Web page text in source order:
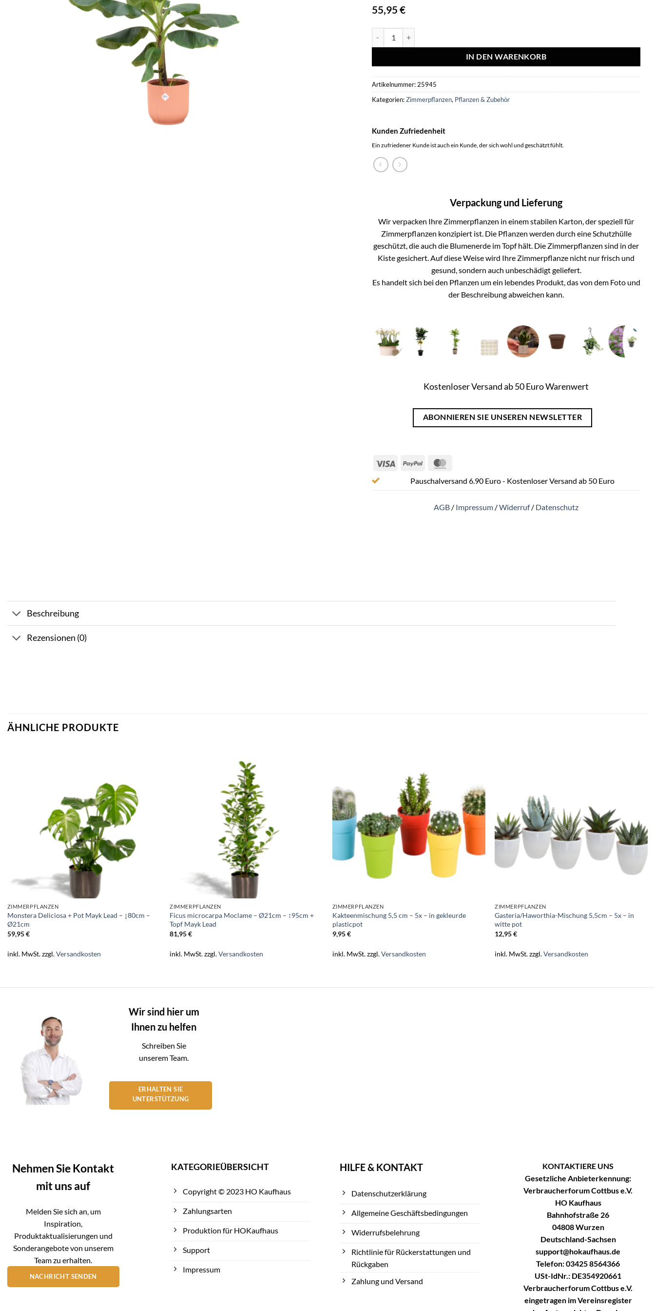
55,95€
IN DEN WARENKORB
Artikelnummer: 25945
Kategorien:Zimmerpflanzen, Pflanzen & Zubehör
Kunden Zufriedenheit
Ein zufriedener Kunde ist auch ein Kunde, der sich wohl und geschätzt fühlt.
Verpackung und Lieferung
Wir verpacken Ihre Zimmerpflanzen in einem stabilen Karton, der speziell für
Zimmerpflanzen konzipiert ist. Die Pflanzen werden durch eine Schutzhülle
geschützt, die auch die Blumenerde im Topf hält. Die Zimmerpflanzen sind in der
Kiste gesichert. Auf diese Weise wird Ihre Zimmerpflanze nicht nur frisch und
gesund, sondern auch unbeschädigt geliefert.
Es handelt sich bei den Pflanzen um ein lebendes Produkt, das von dem Foto und
der Beschreibung abweichen kann.
Kostenloser Versand ab 50 Euro Warenwert
ABONNIEREN SIE UNSEREN NEWSLETTER
Visa PayPal
Pauschalversand 6.90 Euro - Kostenloser Versand ab 50 Euro
AGB / Impressum /Widerruf/ Datenschutz
Beschreibung
Rezensionen (0)
ÄHNLICHE PRODUKTE
ZIMMERPFLANZEN
Monstera Deliciosa + Pot Mayk Lead – ↨80cm –
Ø21cm
59,95€
inkl. MwSt.zzgl.Versandkosten
ZIMMERPFLANZEN
Ficus microcarpa Moclame – Ø21cm – ↕95cm +
Topf Mayk Lead
81,95€
inkl. MwSt.zzgl.Versandkosten
ZIMMERPFLANZEN
Kakteenmischung 5,5 cm – 5x – in gekleurde
plasticpot
9,95€
inkl. MwSt.zzgl.Versandkosten
ZIMMERPFLANZEN
Gasteria/Haworthia-Mischung 5,5cm – 5x – in
witte pot
12,95€
inkl. MwSt.zzgl.Versandkosten
Wir sind hier um
Ihnen zu helfen
Schreiben Sie
unserem Team.
ERHALTEN SIE
UNTERSTÜTZUNG
Nehmen Sie Kontakt
mit uns auf
Melden Sie sich an, um
Inspiration,
Produktaktualisierungen und
Sonderangebote von unserem
Team zu erhalten.
NACHRICHT SENDEN
KATEGORIEÜBERSICHT
Copyright © 2023 HO Kaufhaus
Zahlungsarten
Produktion für HOKaufhaus
Support
Impressum
HILFE & KONTAKT
Datenschutzerklärung
Allgemeine Geschäftsbedingungen
Widerrufsbelehrung
Richtlinie für Rückerstattungen und
Rückgaben
Zahlung und Versand
KONTAKTIERE UNS
Gesetzliche Anbieterkennung:
Verbraucherforum Cottbus e.V.
HO Kaufhaus
Bahnhofstraße 26
04808 Wurzen
Deutschland-Sachsen
support@hokaufhaus.de
Telefon: 03425 8564366
USt-IdNr.: DE354920661
Verbraucherforum Cottbus e.V.
eingetragen im Vereinsregister